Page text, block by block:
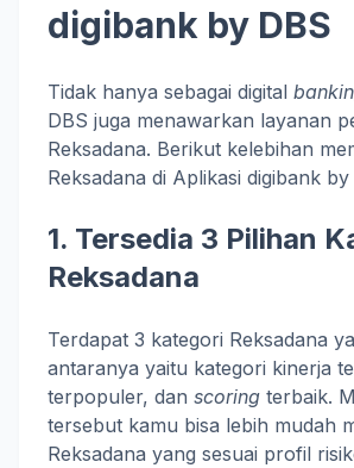
digibank by DBS
Tidak hanya sebagai digital
DBS juga menawarkan layanan
Reksadana. Berikut kelebihan
Reksadana di Aplikasi digibank by
1. Tersedia 3 Pilihan
Reksadana
Terdapat 3 kategori Reksadana
antaranya yaitu kategori kinerja
terpopuler, dan scoring terbaik.
tersebut kamu bisa lebih mudah
Reksadana yang sesuai profil